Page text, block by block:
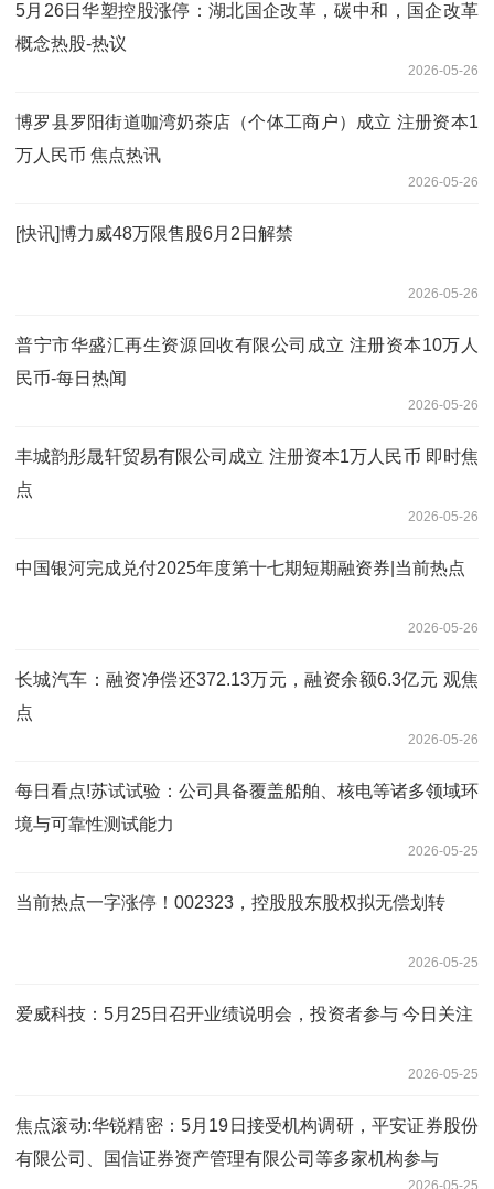
5月26日华塑控股涨停：湖北国企改革，碳中和，国企改革
概念热股-热议
2026-05-26
博罗县罗阳街道咖湾奶茶店（个体工商户）成立 注册资本1
万人民币 焦点热讯
2026-05-26
[快讯]博力威48万限售股6月2日解禁
2026-05-26
普宁市华盛汇再生资源回收有限公司成立 注册资本10万人
民币-每日热闻
2026-05-26
丰城韵彤晟轩贸易有限公司成立 注册资本1万人民币 即时焦
点
2026-05-26
中国银河完成兑付2025年度第十七期短期融资券|当前热点
2026-05-26
长城汽车：融资净偿还372.13万元，融资余额6.3亿元 观焦
点
2026-05-26
每日看点!苏试试验：公司具备覆盖船舶、核电等诸多领域环
境与可靠性测试能力
2026-05-25
当前热点一字涨停！002323，控股股东股权拟无偿划转
2026-05-25
爱威科技：5月25日召开业绩说明会，投资者参与 今日关注
2026-05-25
焦点滚动:华锐精密：5月19日接受机构调研，平安证券股份
有限公司、国信证券资产管理有限公司等多家机构参与